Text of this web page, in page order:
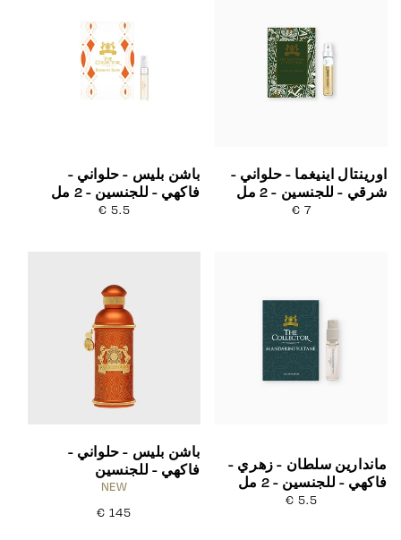
اورينتال اينيغما - حلواني -
شرقي - للجنسين - 2 مل
السعر
7 €
باشن بليس - حلواني -
فاكهي - للجنسين - 2 مل
السعر
5.5 €
ماندارين سلطان - زهري -
فاكهي - للجنسين - 2 مل
السعر
5.5 €
باشن بليس - حلواني -
فاكهي - للجنسين
NEW
السعر
145 €